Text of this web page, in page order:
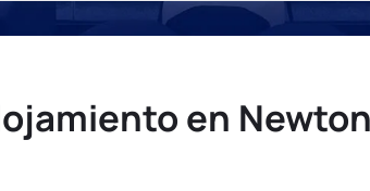
en